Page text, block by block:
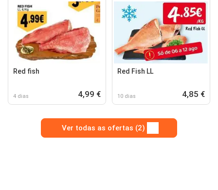
Red fish
4 dias 4,99 €
Red Fish LL
10 dias 4,85 €
Ver todas as ofertas (2)